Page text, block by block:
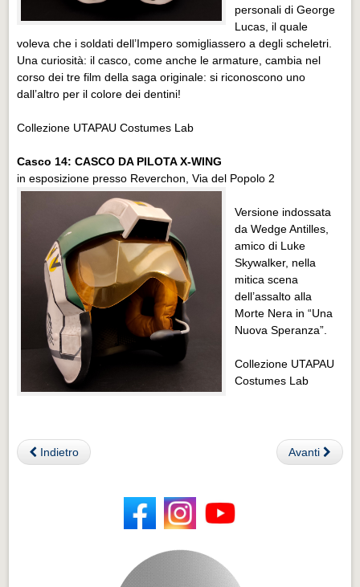
personali di George
Lucas, il quale
voleva che i soldati dell’Impero somigliassero a degli scheletri.
Una curiosità: il casco, come anche le armature, cambia nel
corso dei tre film della saga originale: si riconoscono uno
dall’altro per il colore dei dentini!
Collezione UTAPAU Costumes Lab
Casco 14: CASCO DA PILOTA X-WING
in esposizione presso Reverchon, Via del Popolo 2
Versione indossata
da Wedge Antilles,
amico di Luke
Skywalker, nella
mitica scena
dell’assalto alla
Morte Nera in “Una
Nuova Speranza”.
Collezione UTAPAU
Costumes Lab
Indietro Avanti